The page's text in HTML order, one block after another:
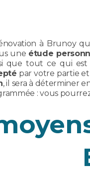
à Brunoy
une étude
que tout ce qui
par votre partie
, il sera à déterminer
: vous